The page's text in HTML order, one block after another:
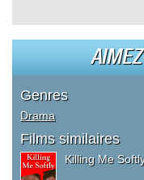
Genres
Drama
Films similaires
Killing Me